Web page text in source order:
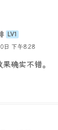
LV1
日 下午8:28
确实不错。